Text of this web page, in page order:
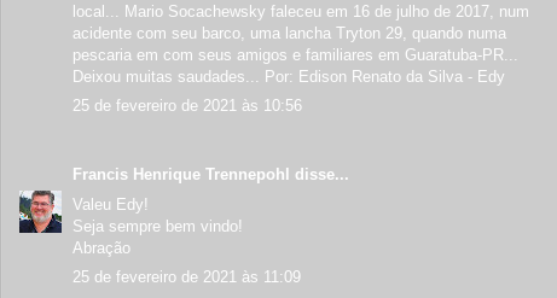
local... Mario Socachewsky faleceu em 16 de julho de 2017, num
acidente com seu barco, uma lancha Tryton 29, quando numa
pescaria em com seus amigos e familiares em Guaratuba-PR...
Deixou muitas saudades... Por: Edison Renato da Silva - Edy
25 de fevereiro de 2021 às 10:56
Francis Henrique Trennepohl
disse...
Valeu Edy!
Seja sempre bem vindo!
Abração
25 de fevereiro de 2021 às 11:09